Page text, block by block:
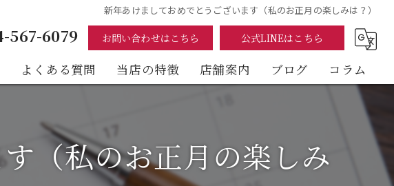
新年あけましておめでとうございます（私のお正月の楽しみは？）
567-6079 お問い合わせはこちら 公式LINEはこちら
よくある質問 当店の特徴
海鮮丼
店舗案内 ブログ コラム
（私のお正月の楽しみ